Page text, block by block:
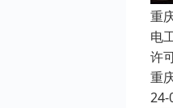
重
电
许
重
24-